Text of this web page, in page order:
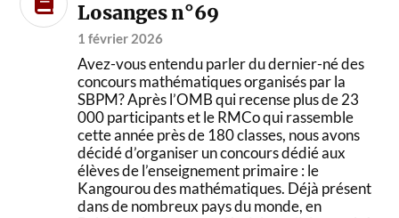
Losanges n°69
1 février 2026
Avez-vous entendu parler du dernier-né des
concours mathématiques organisés par la
SBPM? Après l’OMB qui recense plus de 23
000 participants et le RMCo qui rassemble
cette année près de 180 classes, nous avons
décidé d’organiser un concours dédié aux
élèves de l’enseignement primaire : le
Kangourou des mathématiques. Déjà présent
dans de nombreux pays du monde, en